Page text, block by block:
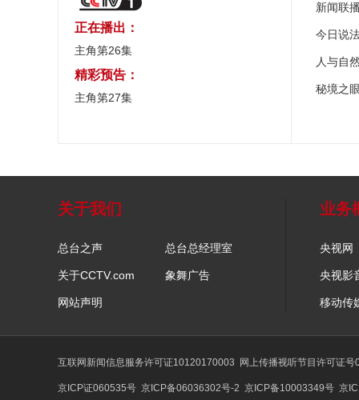
正在播出：
主角第26集
精彩预告：
主角第27集
新闻联
今日说
人与自
秘境之
关于我们
总台之声 总台总经理室
关于CCTV.com 象舞广告
网站声明
业务
央视网
央视影
移动传
互联网新闻信息服务许可证10120170003 网上传播视听节目许可证
京ICP证060535号 京ICP备06036302号-2 京ICP备10003349号 京